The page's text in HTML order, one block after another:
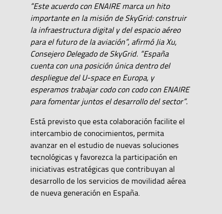
“Este acuerdo con ENAIRE marca un hito
importante en la misión de SkyGrid: construir
la infraestructura digital y del espacio aéreo
para el futuro de la aviación”, afirmó Jia Xu,
Consejero Delegado de SkyGrid. “España
cuenta con una posición única dentro del
despliegue del U-space en Europa, y
esperamos trabajar codo con codo con ENAIRE
para fomentar juntos el desarrollo del sector”.
Está previsto que esta colaboración facilite el
intercambio de conocimientos, permita
avanzar en el estudio de nuevas soluciones
tecnológicas y favorezca la participación en
iniciativas estratégicas que contribuyan al
desarrollo de los servicios de movilidad aérea
de nueva generación en España.